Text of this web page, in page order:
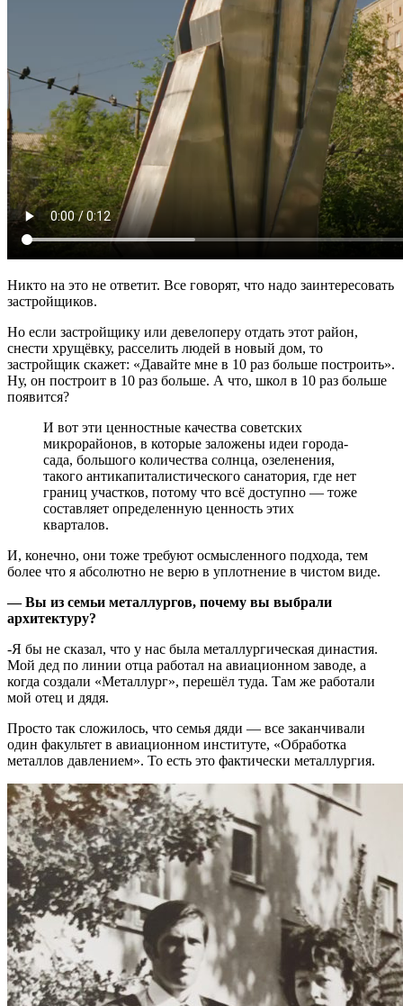
Никто на это не ответит. Все говорят, что надо заинтересовать
застройщиков.
Но если застройщику или девелоперу отдать этот район,
снести хрущёвку, расселить людей в новый дом, то
застройщик скажет: «Давайте мне в 10 раз больше построить».
Ну, он построит в 10 раз больше. А что, школ в 10 раз больше
появится?
И вот эти ценностные качества советских
микрорайонов, в которые заложены идеи города-
сада, большого количества солнца, озеленения,
такого антикапиталистического санатория, где нет
границ участков, потому что всё доступно — тоже
составляет определенную ценность этих
кварталов.
И, конечно, они тоже требуют осмысленного подхода, тем
более что я абсолютно не верю в уплотнение в чистом виде.
— Вы из семьи металлургов, почему вы выбрали
архитектуру?
-Я бы не сказал, что у нас была металлургическая династия.
Мой дед по линии отца работал на авиационном заводе, а
когда создали «Металлург», перешёл туда. Там же работали
мой отец и дядя.
Просто так сложилось, что семья дяди — все заканчивали
один факультет в авиационном институте, «Обработка
металлов давлением». То есть это фактически металлургия.